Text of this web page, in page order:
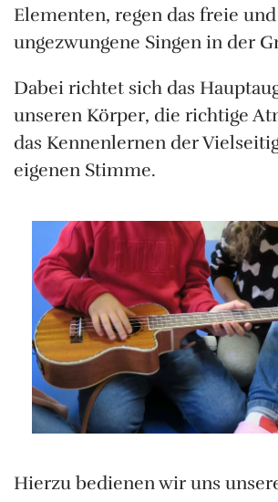
Elementen, regen das freie und
ungezwungene Singen in der
Dabei richtet sich das
unseren Körper, die richtige
das Kennenlernen der
eigenen Stimme.
Hierzu bedienen wir uns